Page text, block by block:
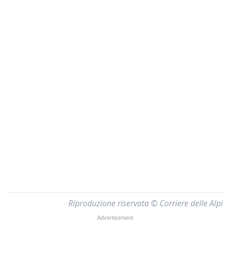
Riproduzione riservata © Corriere delle Alpi